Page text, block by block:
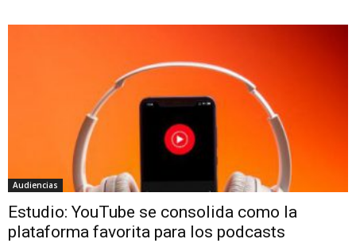
Audiencias
Estudio: YouTube se consolida como la
plataforma favorita para los podcasts